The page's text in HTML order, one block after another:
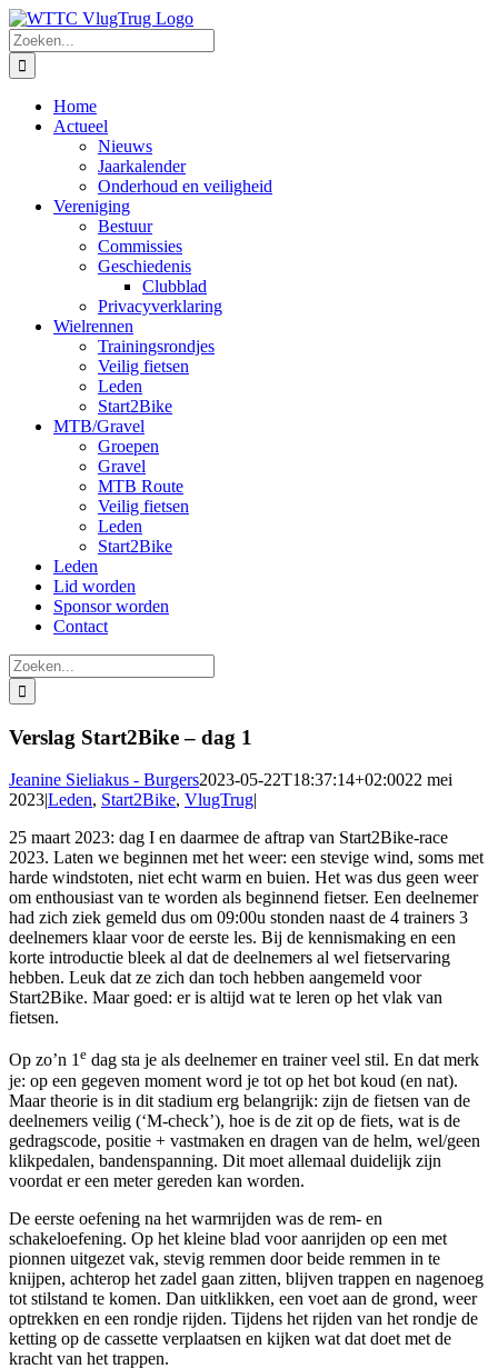
Ga
naar
inhoud
Zoeken
naar:
Home
Actueel
Nieuws
Jaarkalender
Onderhoud en veiligheid
Vereniging
Bestuur
Commissies
Geschiedenis
Clubblad
Privacyverklaring
Wielrennen
Trainingsrondjes
Veilig fietsen
Leden
Start2Bike
MTB/Gravel
Groepen
Gravel
MTB Route
Veilig fietsen
Leden
Start2Bike
Leden
Lid worden
Sponsor worden
Contact
Zoeken
naar:
Verslag Start2Bike – dag 1
Jeanine Sieliakus - Burgers2023-05-22T18:37:14+02:0022 mei
2023|Leden, Start2Bike, VlugTrug|
25 maart 2023: dag I en daarmee de aftrap van Start2Bike-race
2023. Laten we beginnen met het weer: een stevige wind, soms met
harde windstoten, niet echt warm en buien. Het was dus geen weer
om enthousiast van te worden als beginnend fietser. Een deelnemer
had zich ziek gemeld dus om 09:00u stonden naast de 4 trainers 3
deelnemers klaar voor de eerste les. Bij de kennismaking en een
korte introductie bleek al dat de deelnemers al wel fietservaring
hebben. Leuk dat ze zich dan toch hebben aangemeld voor
Start2Bike. Maar goed: er is altijd wat te leren op het vlak van
fietsen.
Op zo’n 1e dag sta je als deelnemer en trainer veel stil. En dat merk
je: op een gegeven moment word je tot op het bot koud (en nat).
Maar theorie is in dit stadium erg belangrijk: zijn de fietsen van de
deelnemers veilig (‘M-check’), hoe is de zit op de fiets, wat is de
gedragscode, positie + vastmaken en dragen van de helm, wel/geen
klikpedalen, bandenspanning. Dit moet allemaal duidelijk zijn
voordat er een meter gereden kan worden.
De eerste oefening na het warmrijden was de rem- en
schakeloefening. Op het kleine blad voor aanrijden op een met
pionnen uitgezet vak, stevig remmen door beide remmen in te
knijpen, achterop het zadel gaan zitten, blijven trappen en nagenoeg
tot stilstand te komen. Dan uitklikken, een voet aan de grond, weer
optrekken en een rondje rijden. Tijdens het rijden van het rondje de
ketting op de cassette verplaatsen en kijken wat dat doet met de
kracht van het trappen.